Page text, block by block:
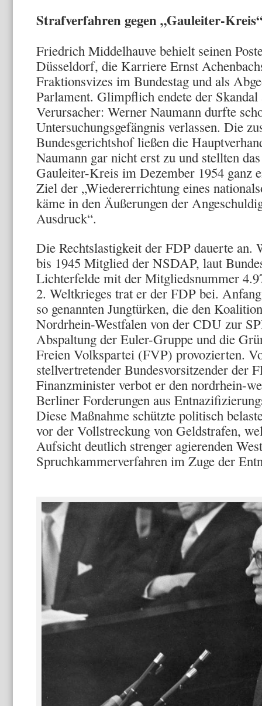
Strafverfahren gegen „Gauleiter-
Friedrich Middelhauve behielt seinen
Düsseldorf, die Karriere Ernst
Fraktionsvizes im Bundestag und als
Parlament. Glimpflich endete der Skandal
Verursacher: Werner Naumann durfte
Untersuchungsgefängnis verlassen. Die
Bundesgerichtshof ließen die
Naumann gar nicht erst zu und stellten
Gauleiter-Kreis im Dezember 1954 ganz
Ziel der „Wiedererrichtung eines
käme in den Äußerungen der
Ausdruck“.
Die Rechtslastigkeit der FDP dauerte an.
bis 1945 Mitglied der NSDAP, laut
Lichterfelde mit der Mitgliedsnummer
2. Weltkrieges trat er der FDP bei.
so genannten Jungtürken, die den
Nordrhein-Westfalen von der CDU zur
Abspaltung der Euler-Gruppe und die
Freien Volkspartei (FVP) provozierten.
stellvertretender Bundesvorsitzender der
Finanzminister verbot er den nordrhein-
Berliner Forderungen aus
Diese Maßnahme schützte politisch
vor der Vollstreckung von Geldstrafen,
Aufsicht deutlich strenger agierenden
Spruchkammerverfahren im Zuge der